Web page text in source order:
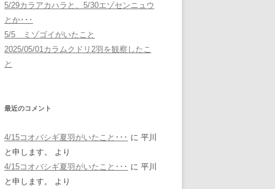
5/29カラアカハラと、5/30エゾセンニュウ
とか･･･
5/5 ミゾゴイがいたこと
2025/05/01カラムクドリ2羽を観察したこ
と
最近のコメント
4/15コオバシギ夏羽がいたこと･･･ に 平川
と申します。
より
4/15コオバシギ夏羽がいたこと･･･ に 平川
と申します。
より